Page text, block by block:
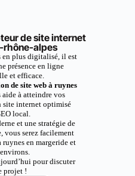
de site internet
rhône-alpes
en plus digitalisé, il est
présence en ligne
et efficace.
de site web à ruynes
à atteindre vos
site internet optimisé
local.
et une stratégie de
vous serez facilement
en margeride et
pour discuter
projet !